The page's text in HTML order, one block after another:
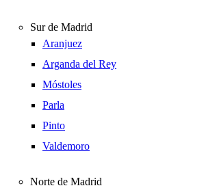
Sur de Madrid
Aranjuez
Arganda del Rey
Móstoles
Parla
Pinto
Valdemoro
Norte de Madrid